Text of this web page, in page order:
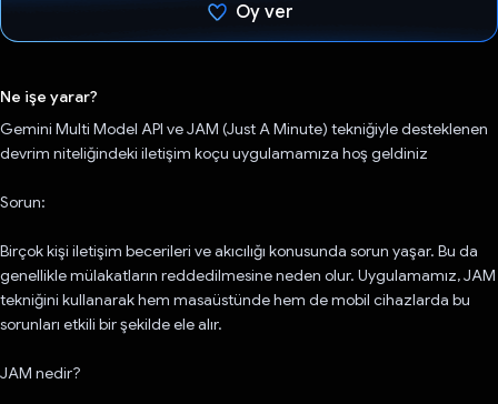
Oy ver
Ne işe yarar?
Gemini Multi Model API ve JAM (Just A Minute) tekniğiyle desteklenen
devrim niteliğindeki iletişim koçu uygulamamıza hoş geldiniz
Sorun:
Birçok kişi iletişim becerileri ve akıcılığı konusunda sorun yaşar. Bu da
genellikle mülakatların reddedilmesine neden olur. Uygulamamız, JAM
tekniğini kullanarak hem masaüstünde hem de mobil cihazlarda bu
sorunları etkili bir şekilde ele alır.
JAM nedir?